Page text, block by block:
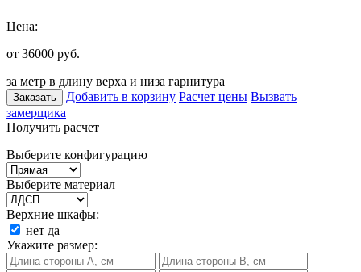
Цена:
от 36000 руб.
за метр в длину верха и низа гарнитура
Заказать Добавить в корзину Расчет цены Вызвать
замерщика
Получить расчет
Выберите конфигурацию
Выберите материал
Верхние шкафы:
нет да
Укажите размер: